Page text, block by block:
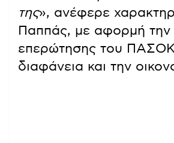
της», ανέφερε
Παππάς, με αφορμή την
επερώτησης του ΠΑΣΟΚ
διαφάνεια και την